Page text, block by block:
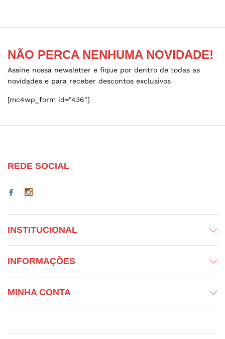
page
page
NÃO PERCA NENHUMA NOVIDADE!
Assine nossa newsletter e fique por dentro de todas as
novidades e para receber descontos exclusivos
[mc4wp_form id="436"]
REDE SOCIAL
INSTITUCIONAL
INFORMAÇÕES
MINHA CONTA